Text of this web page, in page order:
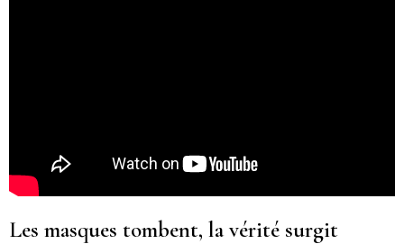
Les masques tombent, la vérité surgit